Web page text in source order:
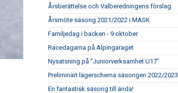
Årsberättelse och Valberedningens förslag
Årsmöte säsong 2021/2022 i MASK
Familjedag i backen - 9 oktober
Racedagarna på Alpingaraget
Nysatsning på ”Juniorverksamhet U17”
Preliminärt lägerschema säsongen 2022/2023
En fantastisk säsong till ända!